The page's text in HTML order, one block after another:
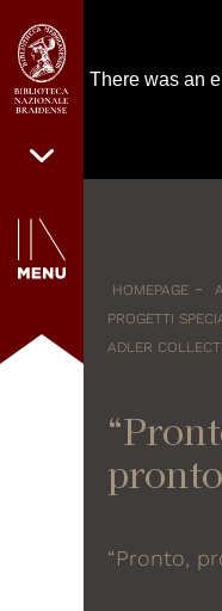
HOMEPAGE -
PROGETTI
ADLER
“Pronto,